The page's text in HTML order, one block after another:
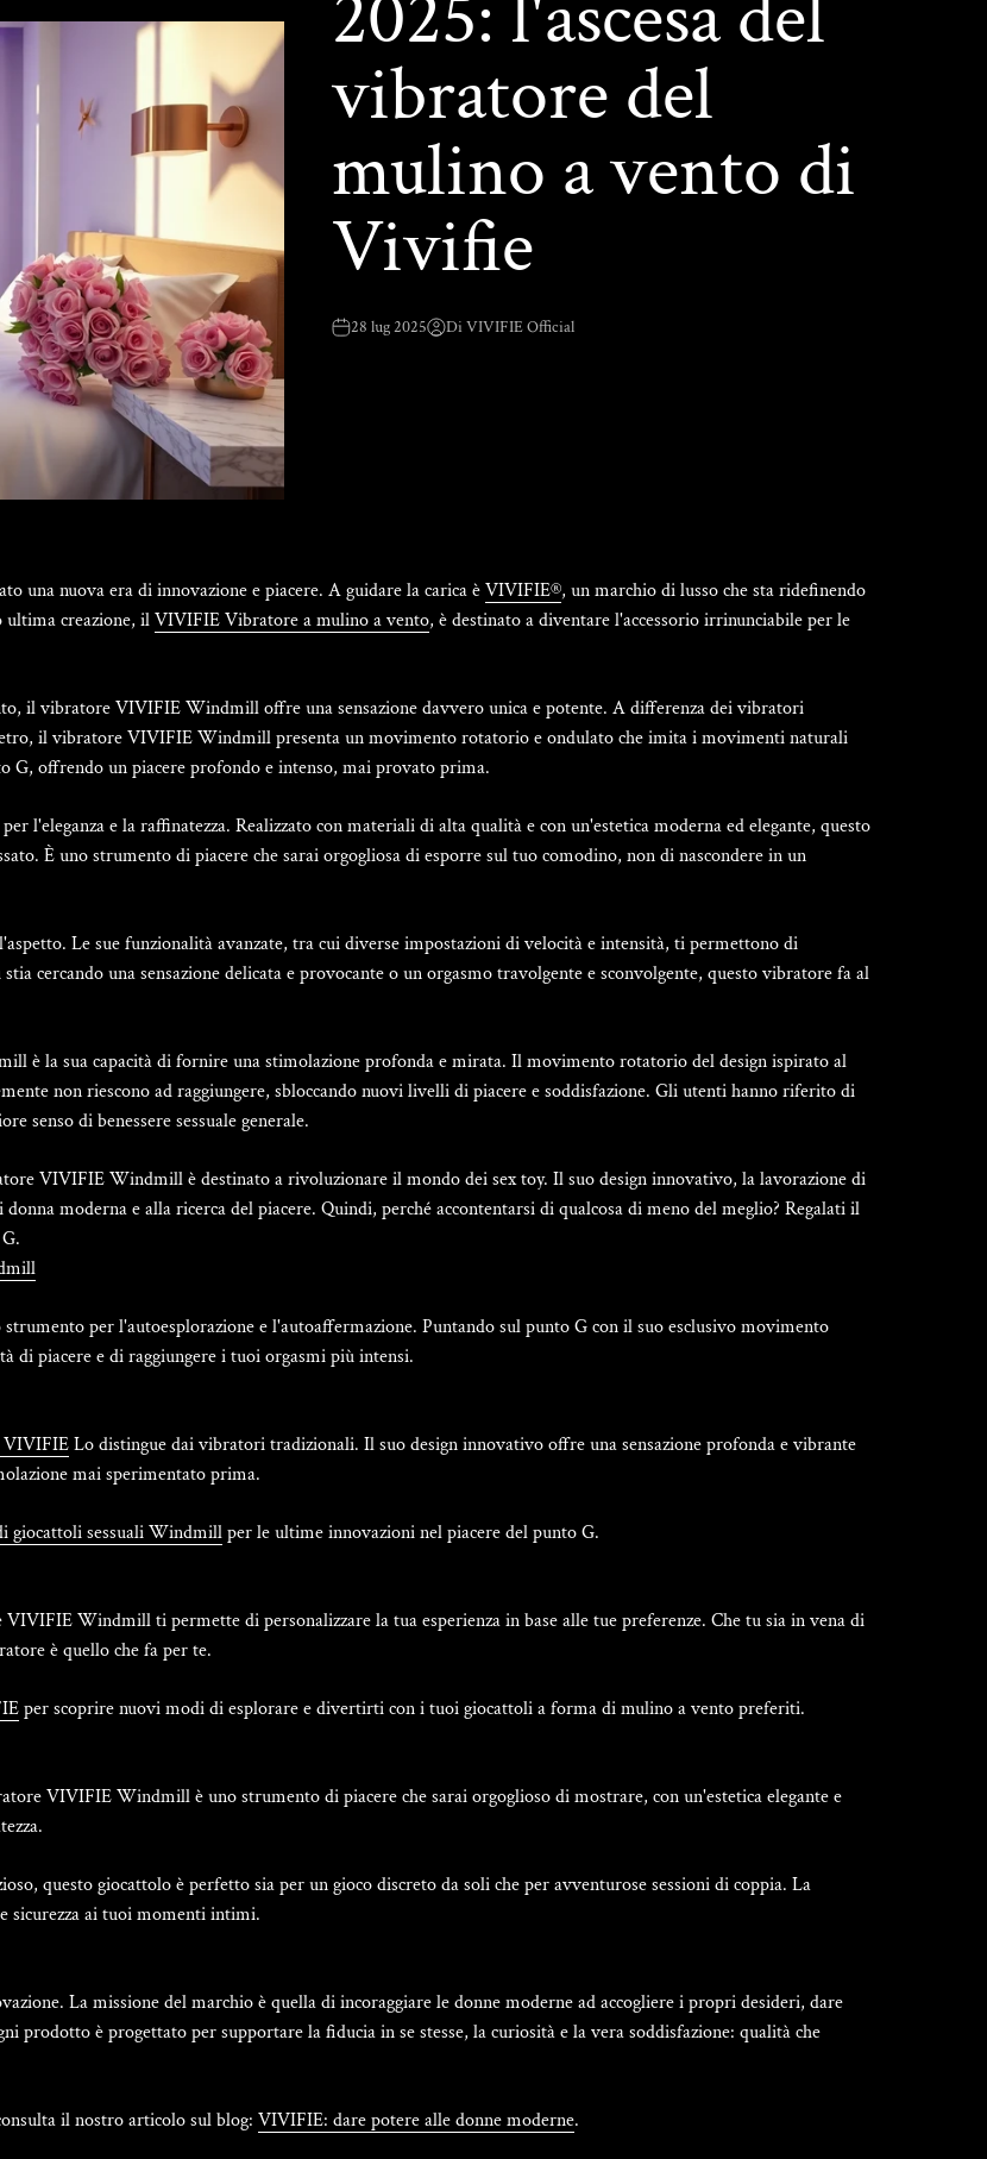
vibratore del
mulino a vento di
Vivifie
28 lug 2025 Di VIVIFIE Official
una nuova era di innovazione e piacere. A guidare la carica èVIVIFIE®, un marchio di lusso che sta ridefinendo
creazione, ilVIVIFIE Vibratore a mulino a vento, è destinato a diventare l'accessorio irrinunciabile per le
il vibratore VIVIFIE Windmill offre una sensazione davvero unica e potente. A differenza dei vibratori
il vibratore VIVIFIE Windmill presenta un movimento rotatorio e ondulato che imita i movimenti naturali
G, offrendo un piacere profondo e intenso, mai provato prima.
e la raffinatezza. Realizzato con materiali di alta qualità e con un'estetica moderna ed elegante, questo
È uno strumento di piacere che sarai orgogliosa di esporre sul tuo comodino, non di nascondere in un
Le sue funzionalità avanzate, tra cui diverse impostazioni di velocità e intensità, ti permettono di
cercando una sensazione delicata e provocante o un orgasmo travolgente e sconvolgente, questo vibratore fa al
è la sua capacità di fornire una stimolazione profonda e mirata. Il movimento rotatorio del design ispirato al
non riescono ad raggiungere, sbloccando nuovi livelli di piacere e soddisfazione. Gli utenti hanno riferito di
senso di benessere sessuale generale.
VIVIFIE Windmill è destinato a rivoluzionare il mondo dei sex toy. Il suo design innovativo, la lavorazione di
moderna e alla ricerca del piacere. Quindi, perché accontentarsi di qualcosa di meno del meglio? Regalati il
per l'autoesplorazione e l'autoaffermazione. Puntando sul punto G con il suo esclusivo movimento
piacere e di raggiungere i tuoi orgasmi più intensi.
Lo distingue dai vibratori tradizionali. Il suo design innovativo offre una sensazione profonda e vibrante
mai sperimentato prima.
giocattoli sessuali Windmillper le ultime innovazioni nel piacere del punto G.
Windmill ti permette di personalizzare la tua esperienza in base alle tue preferenze. Che tu sia in vena di
è quello che fa per te.
per scoprire nuovi modi di esplorare e divertirti con i tuoi giocattoli a forma di mulino a vento preferiti.
VIVIFIE Windmill è uno strumento di piacere che sarai orgoglioso di mostrare, con un'estetica elegante e
questo giocattolo è perfetto sia per un gioco discreto da soli che per avventurose sessioni di coppia. La
sicurezza ai tuoi momenti intimi.
La missione del marchio è quella di incoraggiare le donne moderne ad accogliere i propri desideri, dare
prodotto è progettato per supportare la fiducia in se stesse, la curiosità e la vera soddisfazione: qualità che
il nostro articolo sul blog: VIVIFIE: dare potere alle donne moderne.